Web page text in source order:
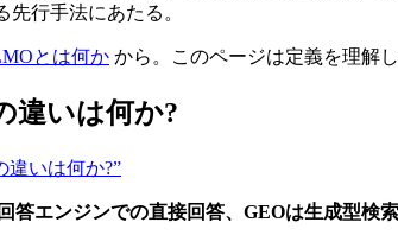
行手法にあたる。
とは何か から。このページは定義を理解
違いは何か?
違いは何か?”
答エンジンでの直接回答、GEOは生成型